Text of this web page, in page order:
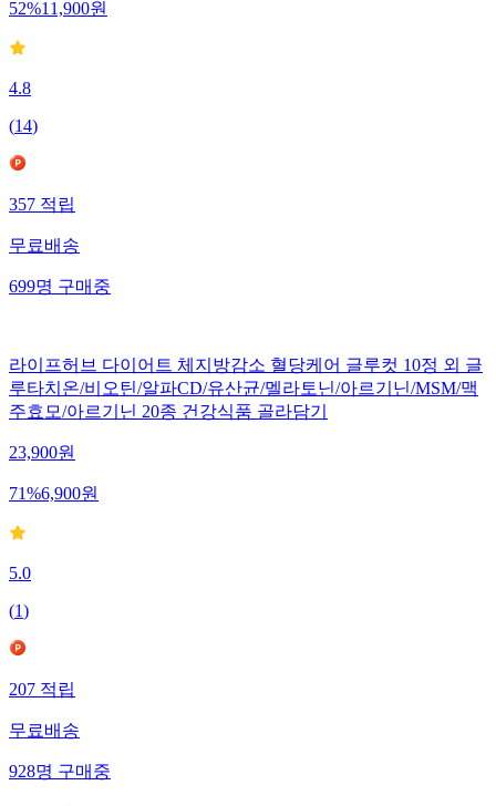
52%11,900원
4.8
(14)
357적립
무료배송
699명구매중
라이프허브 다이어트 체지방감소 혈당케어 글루컷 10정 외 글
루타치온/비오틴/알파CD/유산균/멜라토닌/아르기닌/MSM/맥
주효모/아르기닌 20종 건강식품 골라담기
23,900원
71%6,900원
5.0
(1)
207적립
무료배송
928명구매중